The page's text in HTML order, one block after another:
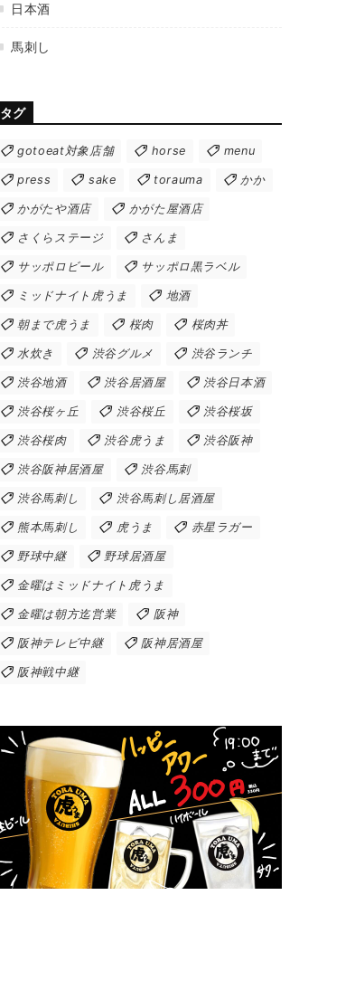
日本酒
馬刺し
タグ
gotoeat対象店舗 horse menu
press sake torauma かか
かがたや酒店 かがた屋酒店
さくらステージ さんま
サッポロビール サッポロ黒ラベル
ミッドナイト虎うま 地酒
朝まで虎うま 桜肉 桜肉丼
水炊き 渋谷グルメ 渋谷ランチ
渋谷地酒 渋谷居酒屋 渋谷日本酒
渋谷桜ヶ丘 渋谷桜丘 渋谷桜坂
渋谷桜肉 渋谷虎うま 渋谷阪神
渋谷阪神居酒屋 渋谷馬刺
渋谷馬刺し 渋谷馬刺し居酒屋
熊本馬刺し 虎うま 赤星ラガー
野球中継 野球居酒屋
金曜はミッドナイト虎うま
金曜は朝方迄営業 阪神
阪神テレビ中継 阪神居酒屋
阪神戦中継